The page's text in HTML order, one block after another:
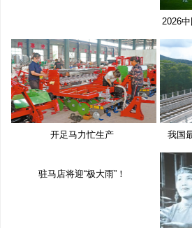
2026
开足马力忙生产 我国
驻马店将迎“极大雨”！